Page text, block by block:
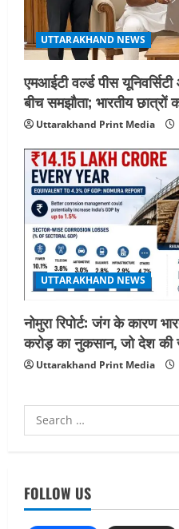
UTTARAKHAND NEWS
एमआईटी वर्ल्ड पीस
बीच समझौता; भारतीय
Uttarakhand Print Media
UTTARAKHAND NEWS
नोमुरा रिपोर्ट: जंग के कारण
करोड़ का नुकसान, जो देश की
Uttarakhand Print Media
Search
for:
FOLLOW US